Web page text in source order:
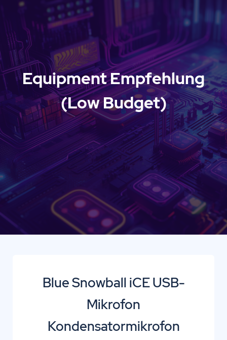
Equipment Empfehlung
(Low Budget)
Blue Snowball iCE USB-
Mikrofon
Kondensatormikrofon